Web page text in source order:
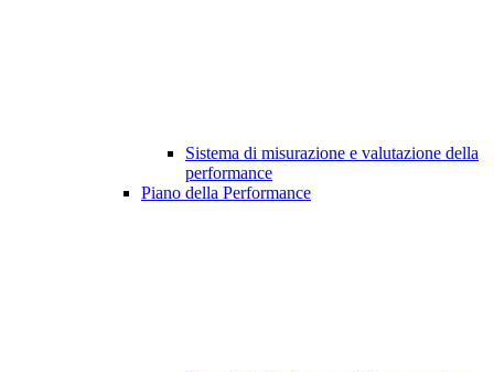
Sistema di misurazione e valutazione della
performance
Piano della Performance